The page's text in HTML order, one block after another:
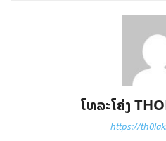
ໂທລະໂຄ່ງ
https://